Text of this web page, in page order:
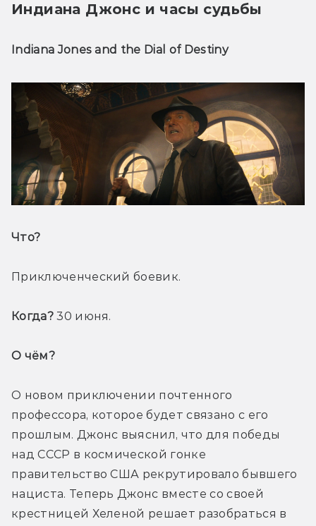
Индиана Джонс и часы судьбы
Indiana Jones and the Dial of Destiny
Что?
Приключенческий боевик.
Когда? 30 июня.
О чём?
О новом приключении почтенного
профессора, которое будет связано с его
прошлым. Джонс выяснил, что для победы
над СССР в космической гонке
правительство США рекрутировало бывшего
нациста. Теперь Джонс вместе со своей
крестницей Хеленой решает разобраться в